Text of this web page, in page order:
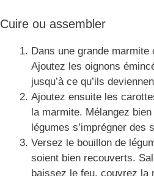
Cuire ou assembler
Dans une grande marmite
Ajoutez les oignons
jusqu’à ce qu’ils
Ajoutez ensuite les
la marmite. Mélangez
légumes s’imprégner des
Versez le bouillon de
soient bien recouverts.
baissez le feu, couvrez la